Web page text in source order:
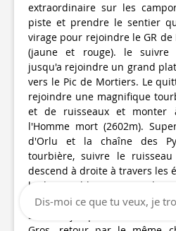
extraordinaire sur les
piste et prendre le sentier
virage pour rejoindre le GR de
(jaune et rouge). le suivre
jusqu'a rejoindre un grand
vers le Pic de Mortiers. Le
rejoindre une magnifique
et de ruisseaux et
l'Homme mort (2602m).
d'Orlu et la chaîne des
tourbière, suivre le
descend à droite à travers les
le lac visible en
sentier. redescendre à vue
sentiers jusqu'à retomber sur
Dis-moi ce que tu veux, je